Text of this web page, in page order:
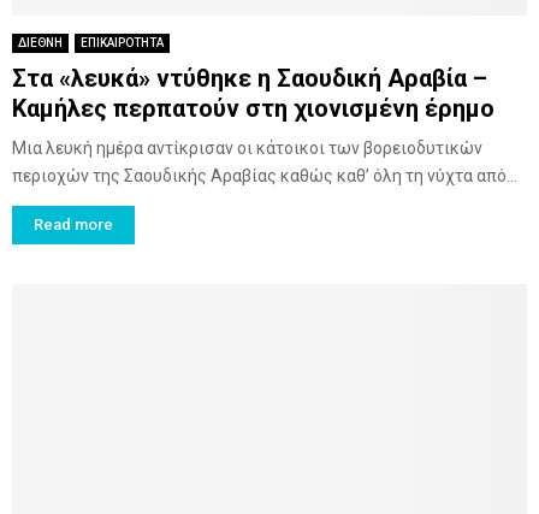
ΔΙΕΘΝΗ ΕΠΙΚΑΙΡΟΤΗΤΑ
Στα «λευκά» ντύθηκε η Σαουδική Αραβία –
Καμήλες περπατούν στη χιονισμένη έρημο
Μια λευκή ημέρα αντίκρισαν οι κάτοικοι των βορειοδυτικών
περιοχών της Σαουδικής Αραβίας καθώς καθ’ όλη τη νύχτα από...
Read more